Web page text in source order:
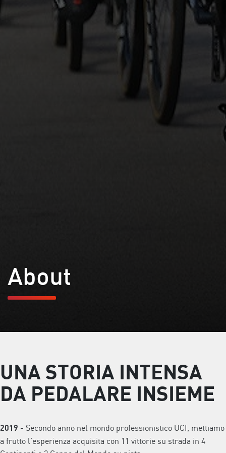
About
UNA STORIA INTENSA
DA PEDALARE INSIEME
2019 - Secondo anno nel mondo professionistico UCI, mettiamo
a frutto l’esperienza acquisita con 11 vittorie su strada in 4